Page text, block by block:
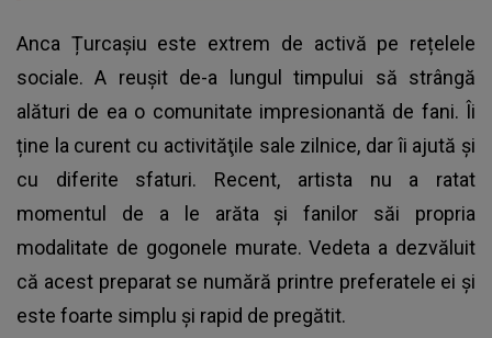
Anca Țurcașiu este extrem de activă pe rețelele
sociale. A reușit de-a lungul timpului să strângă
alături de ea o comunitate impresionantă de fani. Îi
ține la curent cu activităţile sale zilnice, dar îi ajută și
cu diferite sfaturi. Recent, artista nu a ratat
momentul de a le arăta și fanilor săi propria
modalitate de gogonele murate. Vedeta a dezvăluit
că acest preparat se numără printre preferatele ei și
este foarte simplu și rapid de pregătit.